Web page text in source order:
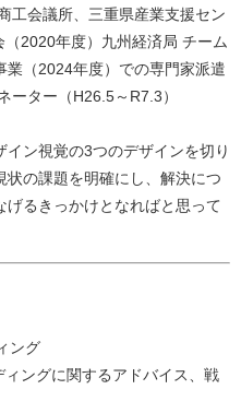
工会議所、三重県産業支援セン
2020年度）九州経済局 チーム
（2024年度）での専門家派遣
ーター（H26.5～R7.3）​
ン視覚の3つのデザインを切り
の課題を明確にし、解決につ
るきっかけとなればと思って
ング
ィングに関するアドバイス、戦